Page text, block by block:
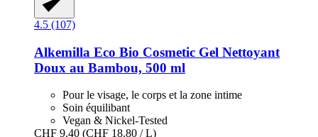
4.5 (107)
Alkemilla Eco Bio Cosmetic Gel Nettoyant
Doux au Bambou, 500 ml
Pour le visage, le corps et la zone intime
Soin équilibant
Vegan & Nickel-Tested
CHF 9.40 (CHF 18.80 / L)